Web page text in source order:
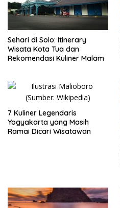
Sehari di Solo: Itinerary
Wisata Kota Tua dan
Rekomendasi Kuliner Malam
7 Kuliner Legendaris
Yogyakarta yang Masih
Ramai Dicari Wisatawan